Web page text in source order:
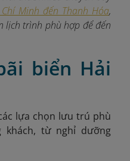
Minh đến Thanh Hóa,
lịch trình phù hợp để đến
biển Hải
lựa chọn lưu trú phù
từ nghỉ dưỡng